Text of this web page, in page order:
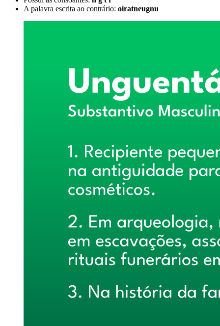
A palavra escrita ao contrário: oiratneugnu